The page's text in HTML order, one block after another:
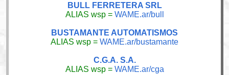
BULL FERRETERA SRL
ALIAS wsp = WAME.ar/bull
BUSTAMANTE AUTOMATISMOS
ALIAS wsp = WAME.ar/bustamante
C.G.A. S.A.
ALIAS wsp = WAME.ar/cga